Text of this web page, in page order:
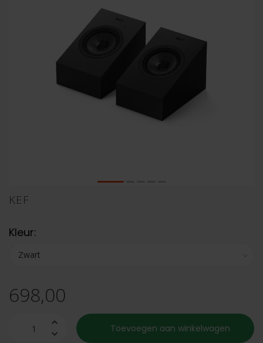
KEF
Kleur:
698,00
Toevoegen aan winkelwagen